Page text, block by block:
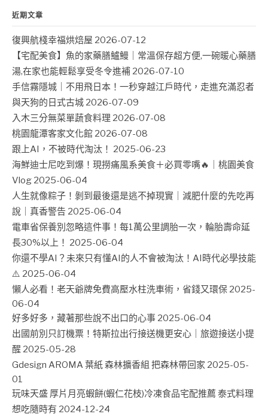
近期文章
復興航棧幸福烘焙屋 2026-07-12
【宅配美食】魚的家藥膳鱸鰻｜常溫保存超方便,一碗暖心藥膳
湯,在家也能輕鬆享受冬令進補 2026-07-10
手信霧隱城｜不用飛日本！一秒穿越江戶時代，走進充滿忍者
與天狗的日式古城 2026-07-09
入木三分無菜單蔬食料理 2026-07-08
桃園龍潭客家文化館 2026-07-08
跟上AI，不被時代淘汰！ 2025-06-23
海鮮迪士尼吃到爆！現撈痛風系美食＋必買零嘴🔥｜桃園美食
Vlog 2025-06-04
人生就像粽子！剝到最後還是逃不掉現實｜減肥什麼的先吃再
說｜真香警告 2025-06-04
電車省保養別忽略這件事！每1萬公里調胎一次，輪胎壽命延
長30%以上！ 2025-06-04
你還不學AI？未來只有懂AI的人不會被淘汰！AI時代必學技能
⚠️ 2025-06-04
懶人必看！老天爺牌免費高壓水柱洗車術，省錢又環保 2025-
06-04
好多好多，藏著那些說不出口的心事 2025-06-04
出國前別只訂機票！特斯拉出行接送機更安心｜旅遊接送小提
醒 2025-05-28
Gdesign AROMA 葉紙 森林擴香組 把森林帶回家 2025-05-
01
玩味天盛 厚片月亮蝦餅(蝦仁花枝)冷凍食品宅配推薦 泰式料理
想吃隨時有 2024-12-24